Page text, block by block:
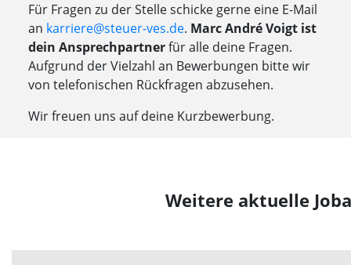
Für Fragen zu der Stelle schicke gerne eine E-Mail
an karriere@steuer-ves.de. Marc André Voigt ist
dein Ansprechpartnerfür alle deine Fragen.
Aufgrund der Vielzahl an Bewerbungen bitte wir
von telefonischen Rückfragen abzusehen.
Wir freuen uns auf deine Kurzbewerbung.
Weitere aktuelle